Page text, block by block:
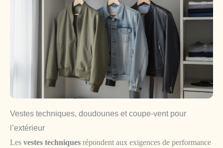
Vestes techniques, doudounes et coupe-vent pour
l’extérieur
Les vestes techniques répondent aux exigences de performance